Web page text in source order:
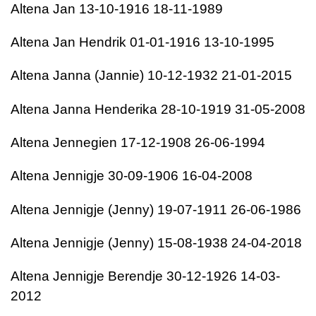
Altena Jan 13-10-1916 18-11-1989
Altena Jan Hendrik 01-01-1916 13-10-1995
Altena Janna (Jannie) 10-12-1932 21-01-2015
Altena Janna Henderika 28-10-1919 31-05-2008
Altena Jennegien 17-12-1908 26-06-1994
Altena Jennigje 30-09-1906 16-04-2008
Altena Jennigje (Jenny) 19-07-1911 26-06-1986
Altena Jennigje (Jenny) 15-08-1938 24-04-2018
Altena Jennigje Berendje 30-12-1926 14-03-
2012